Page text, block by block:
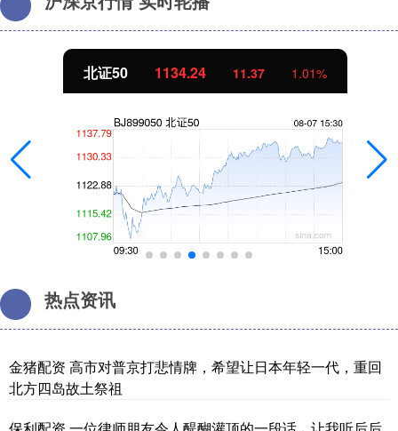
北证50 1134.24 11.37 1.01%
热点资讯
金猪配资 高市对普京打悲情牌，希望让日本年轻一代，重回
北方四岛故土祭祖